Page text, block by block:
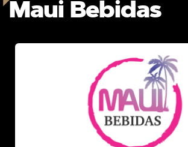
Maui Bebidas